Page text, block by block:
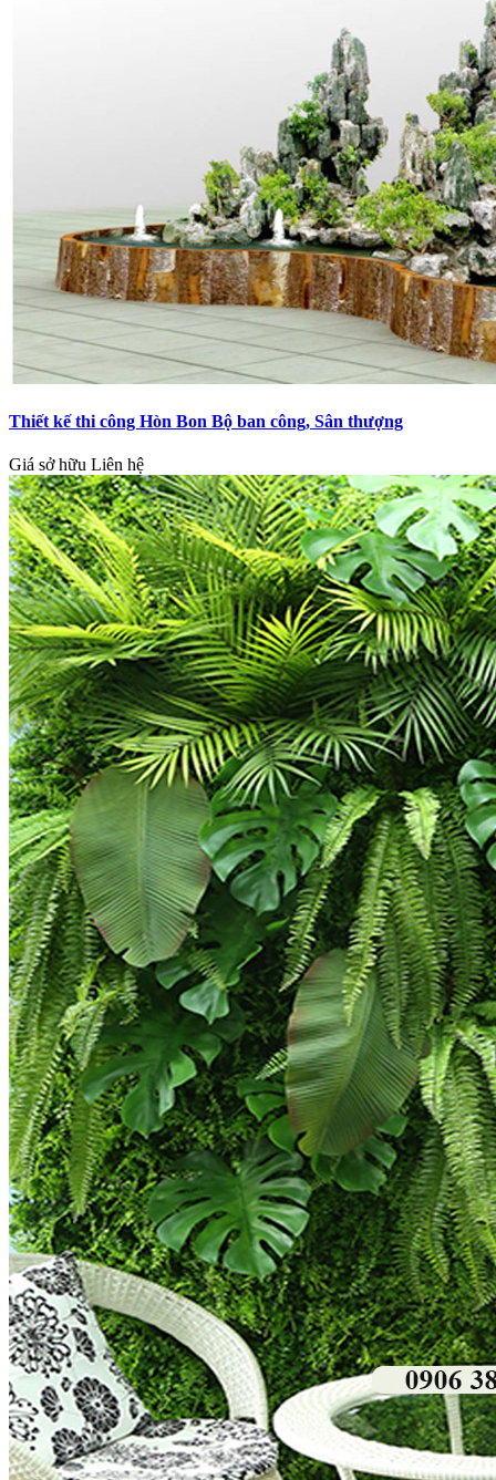
Thiết kế thi công Hòn Bon Bộ ban công, Sân thượng
Giá sở hữu Liên hệ